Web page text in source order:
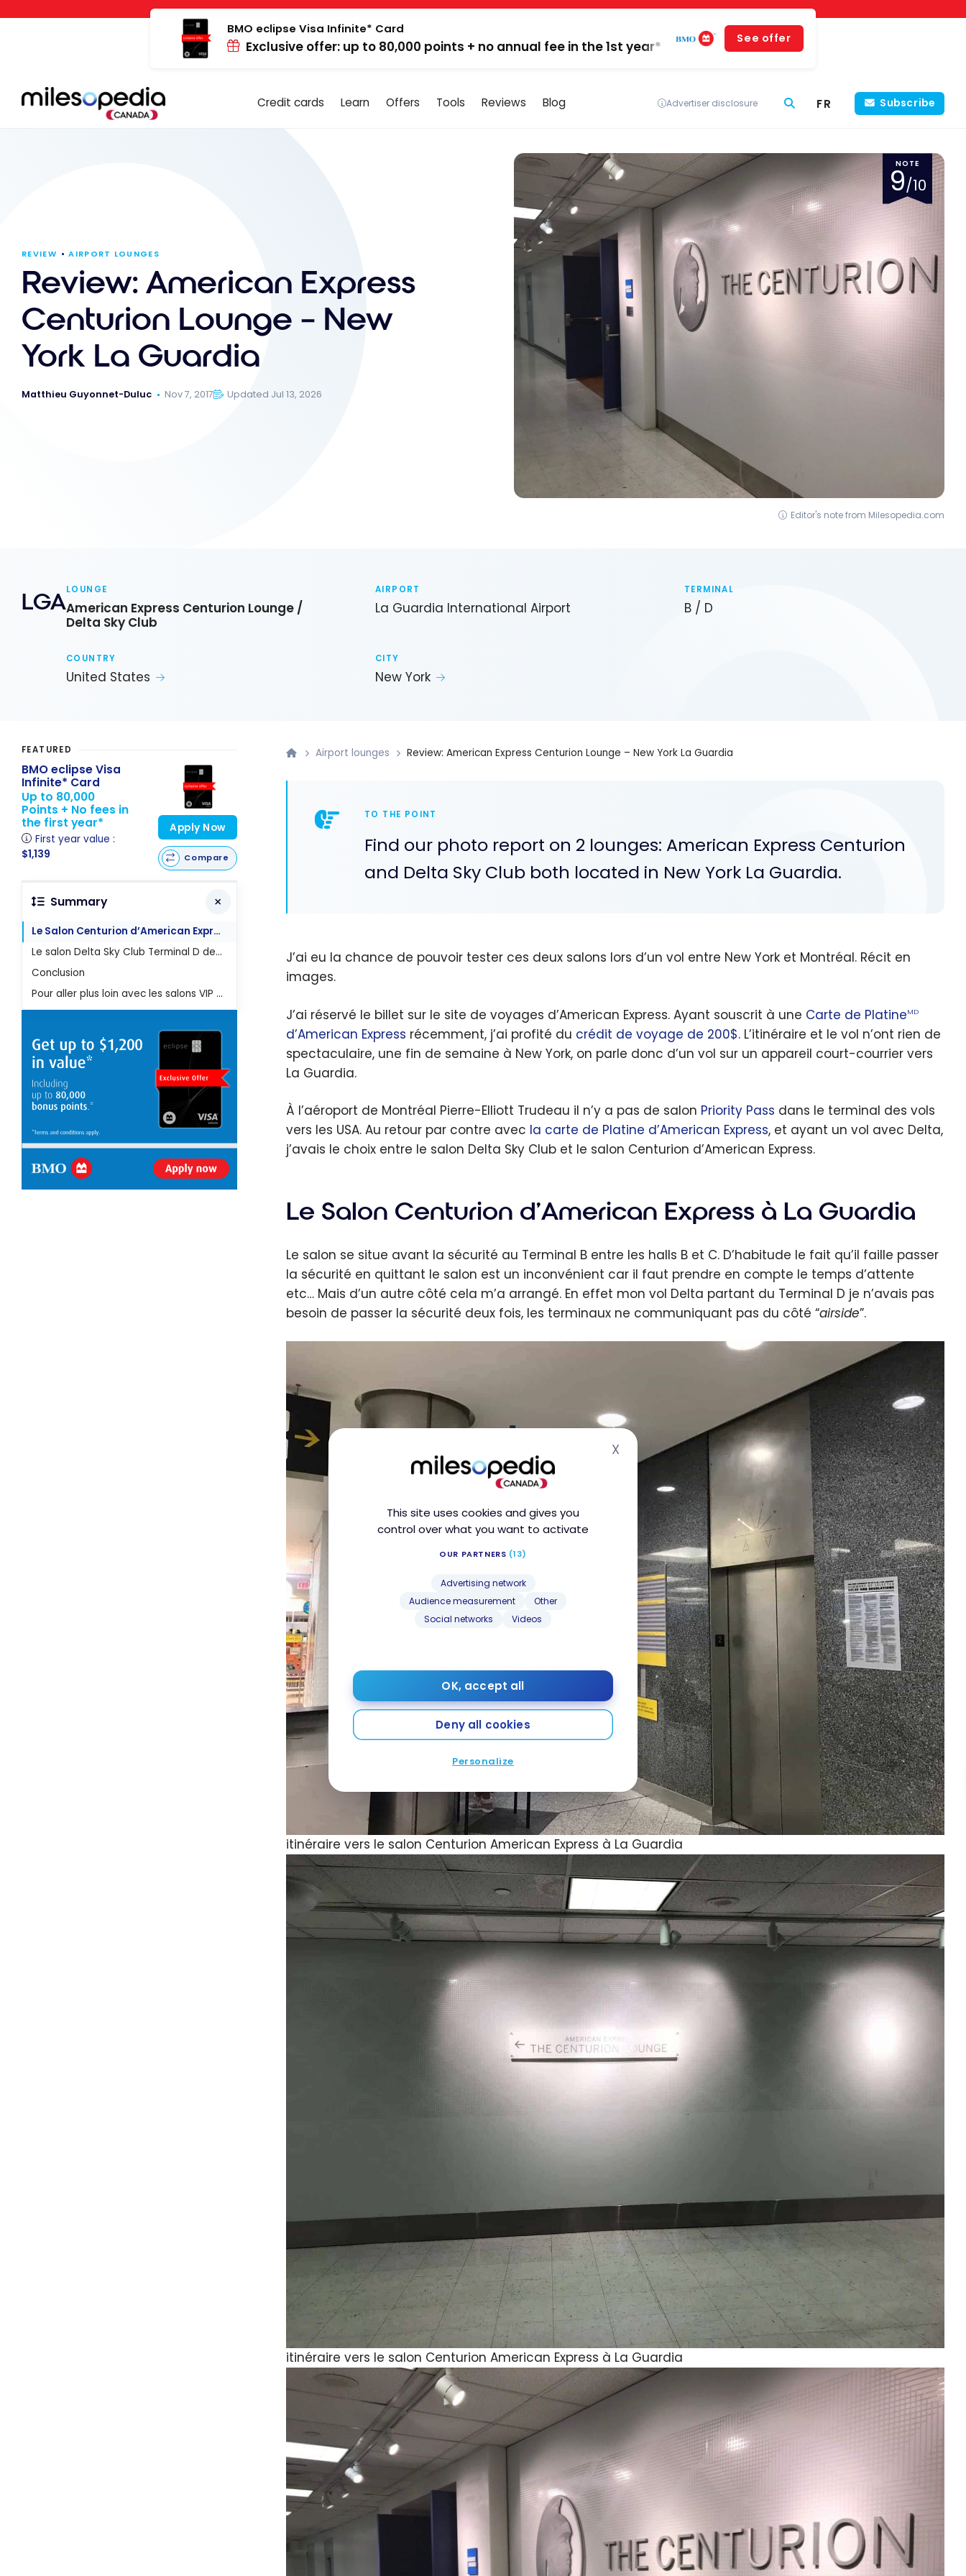
Cookies management panel
This site uses cookies and gives you
control over what you want to activate
OUR PARTNERS (13)
Advertising network
Audience measurement
Other
Social networks
Videos
OK, accept all
Deny all cookies
Personalize
XHide cookie banner
BMO eclipse Visa Infinite* Card
Exclusive offer: up to 80,000 points + no annual fee in the 1st year*
See offer
Credit cards Learn Offers Tools Reviews Blog Advertiser disclosure FR Subscribe
REVIEW AIRPORT LOUNGES
Review: American Express
Centurion Lounge – New
York La Guardia
Matthieu Guyonnet-Duluc Nov 7, 2017 Updated Jul 13, 2026
NOTE
9/10
Editor's note from Milesopedia.com
LGALOUNGE
American Express Centurion Lounge /
Delta Sky Club
AIRPORT
La Guardia International Airport
TERMINAL
B / D
COUNTRY
United States
CITY
New York
Airport lounges Review: American Express Centurion Lounge – New York La Guardia
TO THE POINT
Find our photo report on 2 lounges: American Express Centurion
and Delta Sky Club both located in New York La Guardia.
J’ai eu la chance de pouvoir tester ces deux salons lors d’un vol entre New York et Montréal. Récit en
images.
J’ai réservé le billet sur le site de voyages d’American Express. Ayant souscrit à une Carte de PlatineMD
d’American Express récemment, j’ai profité du crédit de voyage de 200$. L’itinéraire et le vol n’ont rien de
spectaculaire, une fin de semaine à New York, on parle donc d’un vol sur un appareil court-courrier vers
La Guardia.
À l’aéroport de Montréal Pierre-Elliott Trudeau il n’y a pas de salon Priority Pass dans le terminal des vols
vers les USA. Au retour par contre avec la carte de Platine d’American Express, et ayant un vol avec Delta,
j’avais le choix entre le salon Delta Sky Club et le salon Centurion d’American Express.
Le Salon Centurion d’American Express à La Guardia
Le salon se situe avant la sécurité au Terminal B entre les halls B et C. D’habitude le fait qu’il faille passer
la sécurité en quittant le salon est un inconvénient car il faut prendre en compte le temps d’attente
etc… Mais d’un autre côté cela m’a arrangé. En effet mon vol Delta partant du Terminal D je n’avais pas
besoin de passer la sécurité deux fois, les terminaux ne communiquant pas du côté “airside”.
itinéraire vers le salon Centurion American Express à La Guardia
itinéraire vers le salon Centurion American Express à La Guardia
FEATURED
BMO eclipse Visa
Infinite* Card
Up to 80,000
Points + No fees in
the first year*
First year value :
$1,139
Apply Now
Compare
Summary
Le Salon Centurion d’American Express à La Guardia
Le salon Delta Sky Club Terminal D de La Guardia
Conclusion
Pour aller plus loin avec les salons VIP d'aéroport